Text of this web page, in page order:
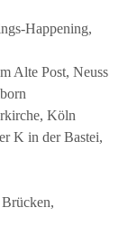
Happening,
Alte Post, Neuss
Köln
K in der Bastei,